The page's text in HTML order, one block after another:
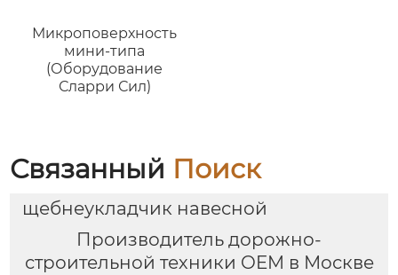
Микроповерхность
мини-типа
(Оборудование
Сларри Сил)
Связанный Поиск
щебнеукладчик навесной
Производитель дорожно-
строительной техники OEM в Москве